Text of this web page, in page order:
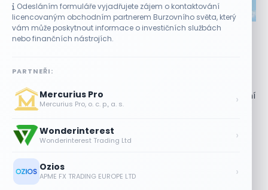
Odesláním formuláře vyjadřujete zájem o kontaktování
licencovaným obchodním partnerem Burzovního světa, který
vám může poskytnout informace o investičních službách
nebo finančních nástrojích.
PARTNEŘI:
Mercurius Pro
Mercurius Pro, o. c. p., a. s. ›
Wonderinterest
Wonderinterest Trading Ltd ›
Ozios
APME FX TRADING EUROPE LTD ›
CO HÝBE TRHEM
Akcie Micron klesají, ale nejhoršímu výprodeji
paměťových čipů unikly
Micron Technology (MU) ve čtvrtek uzavřely obchodování
se ztrátou 1,3 %. Výrobce paměťových...
Jalapeňová kauza tlačí akcie Chipotle
níž. Analytici ale zůstávají klidní